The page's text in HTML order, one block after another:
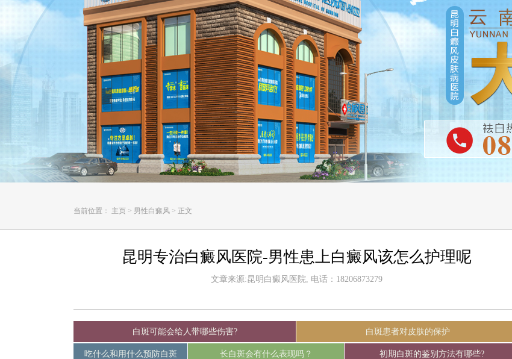
当前位置： 主页 > 男性白癜风 > 正文
昆明专治白癜风医院-男性患上白癜风该怎么护理呢
文章来源:昆明白癜风医院, 电话：18206873279
白斑可能会给人带哪些伤害? 白斑患者对皮肤的保护
吃什么和用什么预防白斑 长白斑会有什么表现吗？ 初期白斑的鉴别方法有哪些?